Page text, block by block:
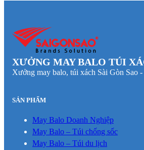
XƯỞNG MAY BALO TÚI
Xưởng may balo, túi xách Sài Gòn Sao
SẢN PHẨM
May Balo Doanh Nghiệp
May Balo – Túi chống sốc
May Balo – Túi du lịch